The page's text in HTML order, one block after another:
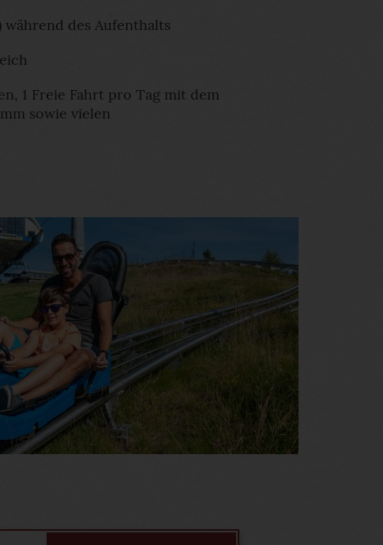
des Aufenthalts
1 Freie Fahrt pro Tag mit dem
sowie vielen